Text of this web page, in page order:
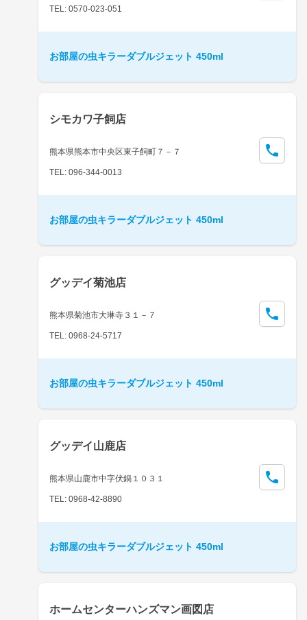
TEL: 0570-023-051
お部屋の虫キラーダブルジェット 450ml
シモカワ子飼店
熊本県熊本市中央区東子飼町７－７
TEL: 096-344-0013
お部屋の虫キラーダブルジェット 450ml
グッデイ菊池店
熊本県菊池市大琳寺３１－７
TEL: 0968-24-5717
お部屋の虫キラーダブルジェット 450ml
グッデイ山鹿店
熊本県山鹿市中字伏鍋１０３１
TEL: 0968-42-8890
お部屋の虫キラーダブルジェット 450ml
ホームセンターハンズマン画図店